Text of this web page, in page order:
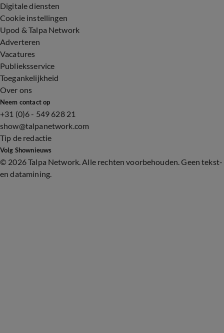
Digitale diensten
Cookie instellingen
Upod & Talpa Network
Adverteren
Vacatures
Publieksservice
Toegankelijkheid
Over ons
Neem contact op
+31 (0)6 - 549 628 21
show@talpanetwork.com
Tip de redactie
Volg Shownieuws
© 2026 Talpa Network. Alle rechten voorbehouden. Geen tekst-
en datamining.